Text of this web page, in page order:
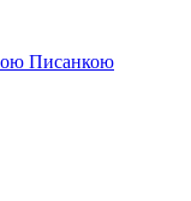
Писанкою